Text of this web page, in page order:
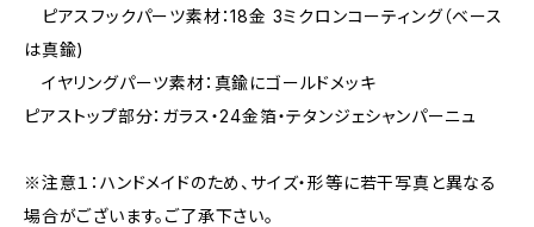
ピアスフックパーツ素材：18金 3ミクロンコーティング（ベース
は真鍮)
イヤリングパーツ素材：真鍮にゴールドメッキ
ピアストップ部分：ガラス・24金箔・テタンジェシャンパーニュ
※注意１：ハンドメイドのため、サイズ・形等に若干写真と異なる
場合がございます。ご了承下さい。